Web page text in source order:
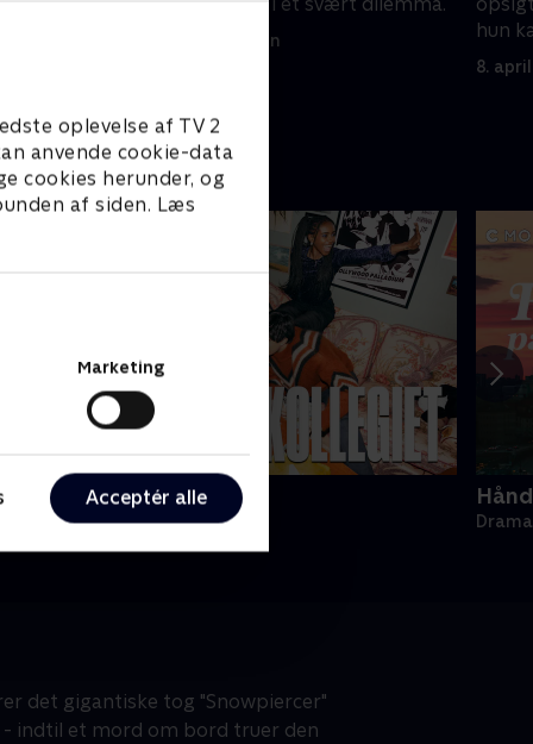
oplevelse af TV 2
anvende cookie-data
cookies herunder, og
af siden. Læs
Marketing
Acceptér alle
8. april 2025 • 44 min
hun
8.
• 1 sæsoner
det gigantiske tog "Snowpiercer"
- indtil et mord om bord truer den